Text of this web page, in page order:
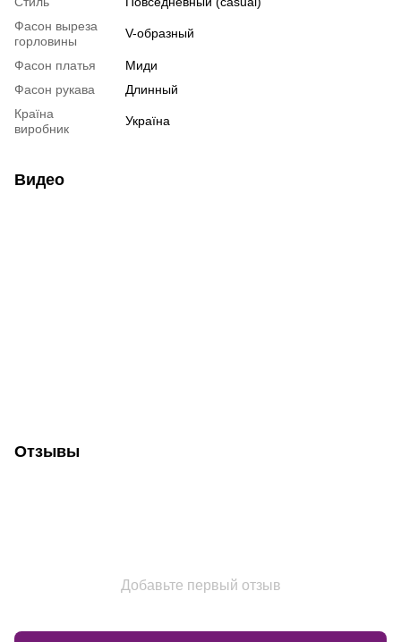
Фасон выреза
горловины
V-образный
Фасон платья
Миди
Фасон рукава
Длинный
Країна
виробник
Україна
Видео
Отзывы
Добавьте первый отзыв